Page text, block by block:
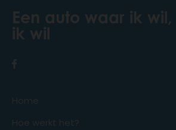
Een auto waar ik
ik wil
Home
Hoe werkt het?